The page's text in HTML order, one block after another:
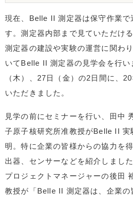
現在、Belle II 測定器は保守作業で
す。測定器内部まで見ていただけ
測定器の建設や実験の運営に関わ
いてBelle II 測定器の見学会を行い
（木）、27日（金）の2日間に、
いただきました。
見学の前にセミナーを行い、田中
子原子核研究所准教授がBelle II 実
明。特に企業の皆様からの協力を
出器、センサーなどを紹介しまし
プロジェクトマネージャーの後田
教授が「Belle II 測定器は、企業の